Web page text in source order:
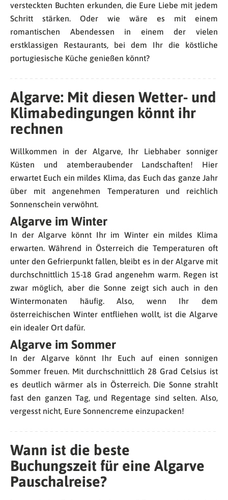
versteckten Buchten erkunden, die Eure Liebe mit jedem
Schritt stärken. Oder wie wäre es mit einem
romantischen Abendessen in einem der vielen
erstklassigen Restaurants, bei dem Ihr die köstliche
portugiesische Küche genießen könnt?
Algarve: Mit diesen Wetter- und
Klimabedingungen könnt ihr
rechnen
Willkommen in der Algarve, Ihr Liebhaber sonniger
Küsten und atemberaubender Landschaften! Hier
erwartet Euch ein mildes Klima, das Euch das ganze Jahr
über mit angenehmen Temperaturen und reichlich
Sonnenschein verwöhnt.
Algarve im Winter
In der Algarve könnt Ihr im Winter ein mildes Klima
erwarten. Während in Österreich die Temperaturen oft
unter den Gefrierpunkt fallen, bleibt es in der Algarve mit
durchschnittlich 15-18 Grad angenehm warm. Regen ist
zwar möglich, aber die Sonne zeigt sich auch in den
Wintermonaten häufig. Also, wenn Ihr dem
österreichischen Winter entfliehen wollt, ist die Algarve
ein idealer Ort dafür.
Algarve im Sommer
In der Algarve könnt Ihr Euch auf einen sonnigen
Sommer freuen. Mit durchschnittlich 28 Grad Celsius ist
es deutlich wärmer als in Österreich. Die Sonne strahlt
fast den ganzen Tag, und Regentage sind selten. Also,
vergesst nicht, Eure Sonnencreme einzupacken!
Wann ist die beste
Buchungszeit für eine Algarve
Pauschalreise?